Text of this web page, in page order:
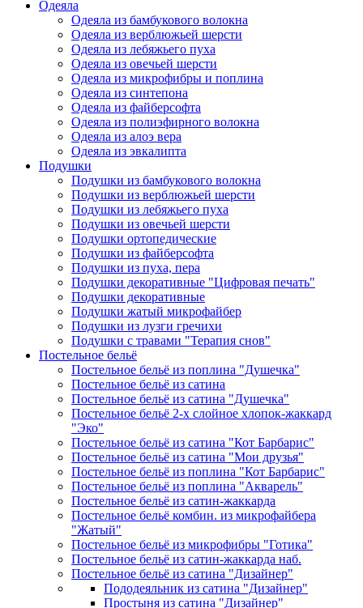
Одеяла
Одеяла из бамбукового волокна
Одеяла из верблюжьей шерсти
Одеяла из лебяжьего пуха
Одеяла из овечьей шерсти
Одеяла из микрофибры и поплина
Одеяла из синтепона
Одеяла из файберсофта
Одеяла из полиэфирного волокна
Одеяла из алоэ вера
Одеяла из эвкалипта
Подушки
Подушки из бамбукового волокна
Подушки из верблюжьей шерсти
Подушки из лебяжьего пуха
Подушки из овечьей шерсти
Подушки ортопедические
Подушки из файберсофта
Подушки из пуха, пера
Подушки декоративные "Цифровая печать"
Подушки декоративные
Подушки жатый микрофайбер
Подушки из лузги гречихи
Подушки с травами "Терапия снов"
Постельное бельё
Постельное бельё из поплина "Душечка"
Постельное бельё из сатина
Постельное бельё из сатина "Душечка"
Постельное бельё 2-х слойное хлопок-жаккард
"Эко"
Постельное бельё из сатина "Кот Барбарис"
Постельное бельё из сатина "Мои друзья"
Постельное бельё из поплина "Кот Барбарис"
Постельное бельё из поплина "Акварель"
Постельное бельё из сатин-жаккарда
Постельное бельё комбин. из микрофайбера
"Жатый"
Постельное бельё из микрофибры "Готика"
Постельное бельё из сатин-жаккарда наб.
Постельное бельё из сатина "Дизайнер"
Пододеяльник из сатина "Дизайнер"
Простыня из сатина "Дизайнер"